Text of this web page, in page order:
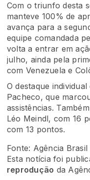
Com o triunfo desta
manteve 100% de
avança para a
equipe comandada
volta a entrar em
julho, ainda pela
com Venezuela e
O destaque
Pacheco, que
assistências.
Léo Meindl, com 16
com 13 pontos.
Fonte: Agência Brasil
Esta notícia foi
reprodução da